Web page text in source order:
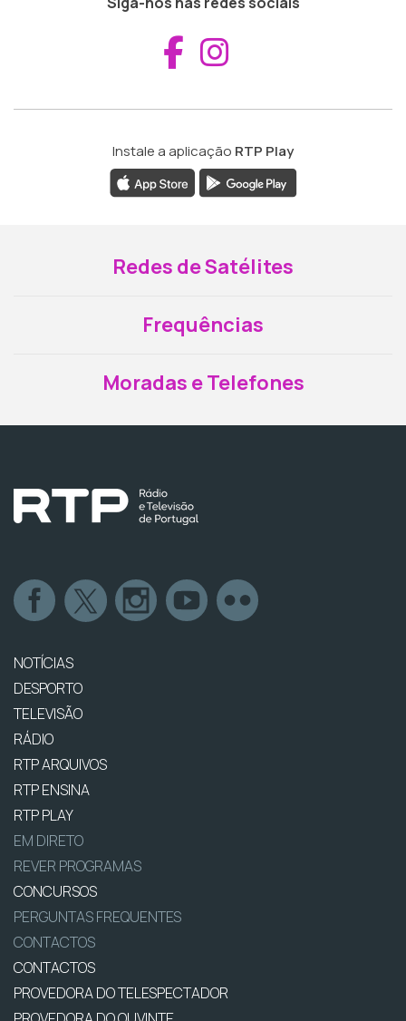
Aceder ao
Instale a aplicação RTP Play
Redes de Satélites
Frequências
Moradas e Telefones
NOTÍCIAS
DESPORTO
TELEVISÃO
RÁDIO
RTP ARQUIVOS
RTP ENSINA
RTP PLAY
EM DIRETO
REVER PROGRAMAS
CONCURSOS
PERGUNTAS FREQUENTES
CONTACTOS
CONTACTOS
PROVEDORA DO TELESPECTADOR